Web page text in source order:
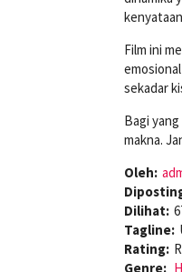
Film ini
sekadar
Bagi
makna.
Oleh:
Dilihat:
Tagline:
Rating: R
Genre: